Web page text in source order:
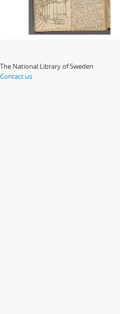
The National Library of Sweden
Contact us